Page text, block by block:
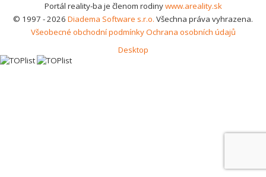
Portál reality-ba je členom rodinywww.areality.sk
© 1997 - 2026 Diadema Software s.r.o. Všechna práva vyhrazena.
Všeobecné obchodní podmínkyOchrana osobních údajů
Desktop